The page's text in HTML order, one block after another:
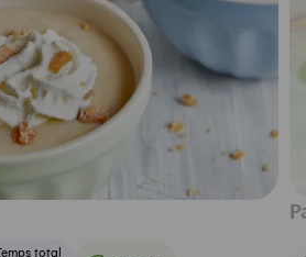
Temps total